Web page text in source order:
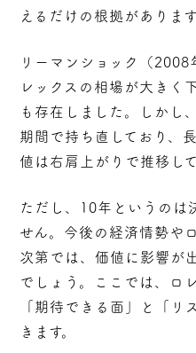
えるだけの根拠があります
リーマンショック（2008
レックスの相場が大きく
も存在しました。しかし
期間で持ち直しており、
値は右肩上がりで推移して
ただし、10年というのは
せん。今後の経済情勢や
次第では、価値に影響が
でしょう。ここでは、ロ
「期待できる面」と「リ
きます。